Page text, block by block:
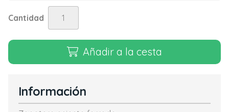
Cantidad
Añadir a la cesta
Información